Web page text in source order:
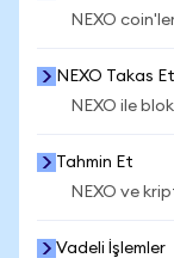
NEXO
NEXO Takas Et
NEXO ile
Tahmin Et
NEXO ve
Vadeli İşlemler